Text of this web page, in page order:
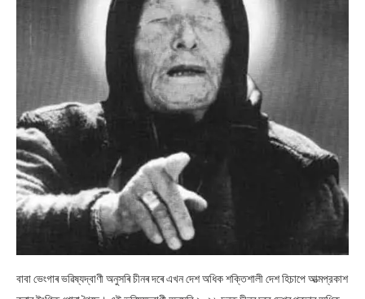
বাবা ভেংগাৰ ভৱিষ্যদ্বাণী অনুসৰি চীনৰ দৰে এখন দেশ অধিক শক্তিশালী দেশ হিচাপে আত্মপ্রকাশ